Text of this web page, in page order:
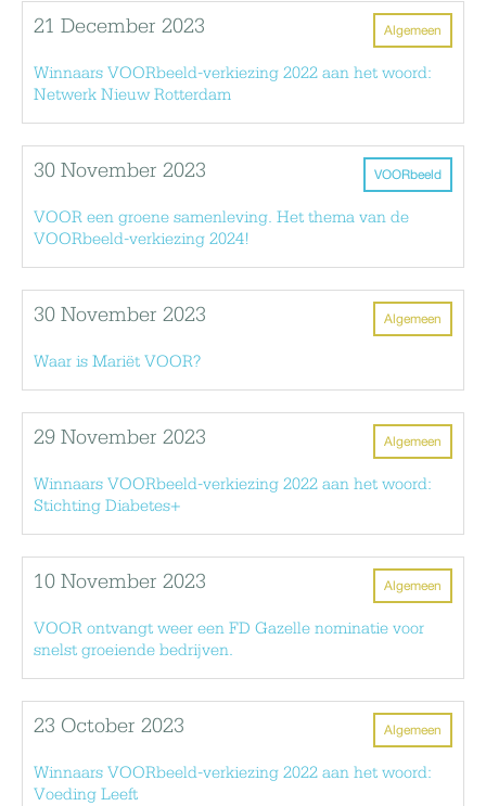
Algemeen
21 December 2023
Winnaars VOORbeeld-verkiezing 2022 aan het woord:
Netwerk Nieuw Rotterdam
VOORbeeld
30 November 2023
VOOR een groene samenleving. Het thema van de
VOORbeeld-verkiezing 2024!
Algemeen
30 November 2023
Waar is Mariët VOOR?
Algemeen
29 November 2023
Winnaars VOORbeeld-verkiezing 2022 aan het woord:
Stichting Diabetes+
Algemeen
10 November 2023
VOOR ontvangt weer een FD Gazelle nominatie voor
snelst groeiende bedrijven.
Algemeen
23 October 2023
Winnaars VOORbeeld-verkiezing 2022 aan het woord:
Voeding Leeft